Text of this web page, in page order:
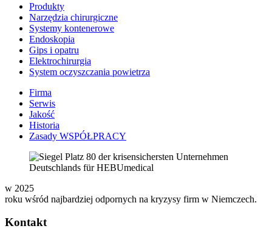
Produkty
Narzędzia chirurgiczne
Systemy kontenerowe
Endoskopia
Gips i opatru
Elektrochirurgia
System oczyszczania powietrza
Firma
Serwis
Jakość
Historia
Zasady WSPÓŁPRACY
w 2025
roku wśród najbardziej odpornych na kryzysy firm w Niemczech.
Kontakt